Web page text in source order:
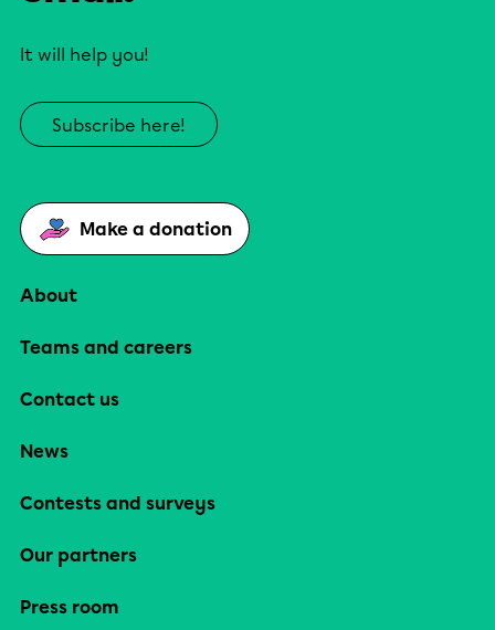
It will help you!
Subscribe here!
Make a donation
About
Teams and careers
Contact us
News
Contests and surveys
Our partners
Press room